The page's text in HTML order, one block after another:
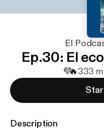
El
Ep.30: El
💜🔥333
Description